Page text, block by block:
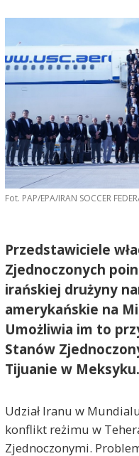
Fot. PAP/EPA/IRAN SOCCER
Przedstawiciele
Zjednoczonych
irańskiej drużyny
amerykańskie na
Umożliwia im to
Stanów
Tijuanie w Meksyku.
Udział Iranu w
konflikt reżimu w
Zjednoczonymi.